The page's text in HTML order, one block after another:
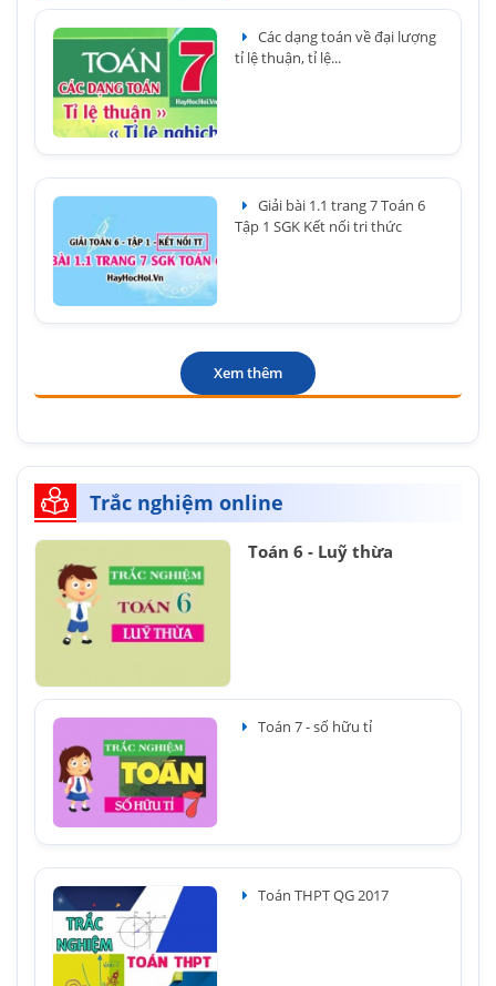
Các dạng toán về đại lượng
tỉ lệ thuận, tỉ lệ...
Giải bài 1.1 trang 7 Toán 6
Tập 1 SGK Kết nối tri thức
Xem thêm
Trắc nghiệm online
Toán 6 - Luỹ thừa
Toán 7 - số hữu tỉ
Toán THPT QG 2017